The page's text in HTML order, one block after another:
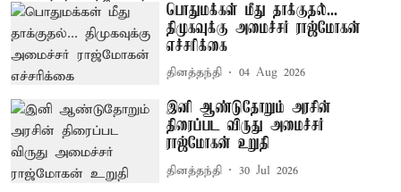
பொதுமக்கள் மீது தாக்குதல்...
திமுகவுக்கு அமைச்சர் ராஜ்மோகன்
எச்சரிக்கை
தினத்தந்தி 04 Aug 2026
இனி ஆண்டுதோறும் அரசின்
திரைப்பட விருது அமைச்சர்
ராஜ்மோகன் உறுதி
தினத்தந்தி 30 Jul 2026